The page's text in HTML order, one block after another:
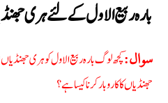
بارہ ربیع الاول کے لئے ہری
سوال:کچھ لوگ بارہ ربیع الاول کو ہری
جھنڈیاں کا کاروبار کرنا کیسا ہے؟